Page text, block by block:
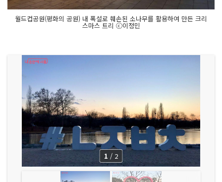
월드컵공원(평화의 공원) 내 폭설로 훼손된 소나무를 활용하여 만든 크리
스마스 트리 ⓒ이정민
1 / 2